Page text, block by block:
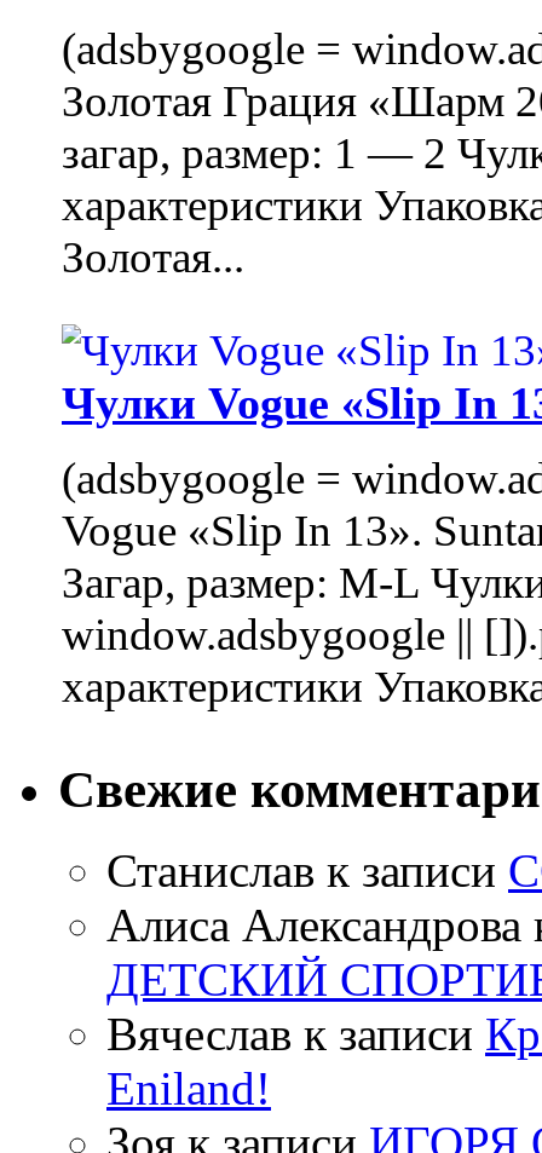
(adsbygoogle =
Золотая Грация «Шарм
загар, размер: 1 — 2
характеристики
Золотая...
Чулки Vogue «Slip In
(adsbygoogle =
Vogue «Slip In 13».
Загар, размер: M-L
window.adsbygoogle ||
характеристики
Свежие
Станислав к записи
Алиса Александрова
ДЕТСКИЙ
Вячеслав к записи
Eniland!
Зоя к записи ИГОРЯ